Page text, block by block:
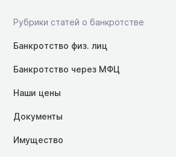
Рубрики статей о банкротстве
Банкротство физ. лиц
Банкротство через МФЦ
Наши цены
Документы
Имущество